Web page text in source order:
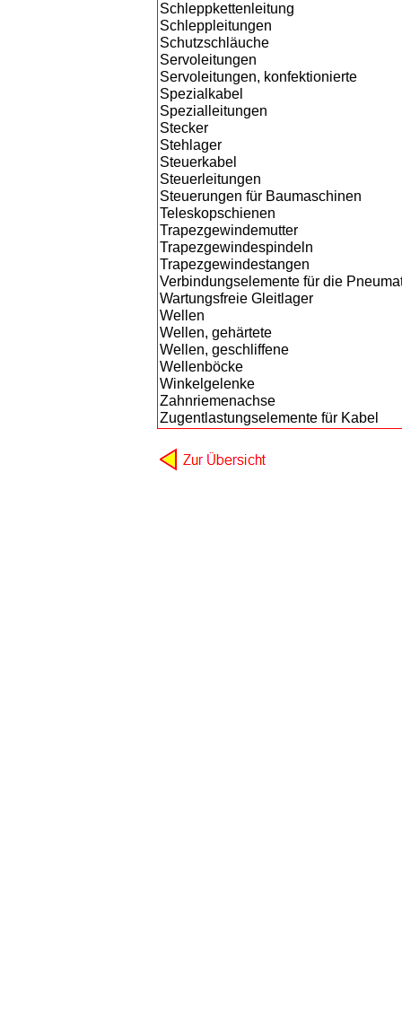
Schleppkettenleitung
Schleppleitungen
Schutzschläuche
Servoleitungen
Servoleitungen, konfektionierte
Spezialkabel
Spezialleitungen
Stecker
Stehlager
Steuerkabel
Steuerleitungen
Steuerungen für Baumaschinen
Teleskopschienen
Trapezgewindemutter
Trapezgewindespindeln
Trapezgewindestangen
Verbindungselemente für die
Wartungsfreie Gleitlager
Wellen
Wellen, gehärtete
Wellen, geschliffene
Wellenböcke
Winkelgelenke
Zahnriemenachse
Zugentlastungselemente für Kabel